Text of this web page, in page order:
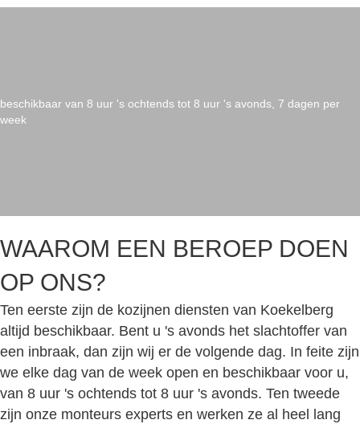
beschikbaar van 8 uur 's ochtends tot 8 uur 's avonds, 7 dagen per
week
WAAROM EEN BEROEP DOEN
OP ONS?
Ten eerste zijn de kozijnen diensten van Koekelberg
altijd beschikbaar. Bent u 's avonds het slachtoffer van
een inbraak, dan zijn wij er de volgende dag. In feite zijn
we elke dag van de week open en beschikbaar voor u,
van 8 uur 's ochtends tot 8 uur 's avonds. Ten tweede
zijn onze monteurs experts en werken ze al heel lang